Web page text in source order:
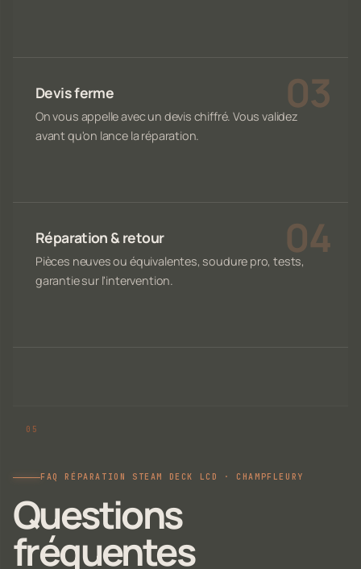
Devis ferme
On vous appelle avec un devis chiffré. Vous validez
avant qu'on lance la réparation.
Réparation & retour
Pièces neuves ou équivalentes, soudure pro, tests,
garantie sur l'intervention.
FAQ RÉPARATION STEAM DECK LCD · CHAMPFLEURY
Questions
fréquentes